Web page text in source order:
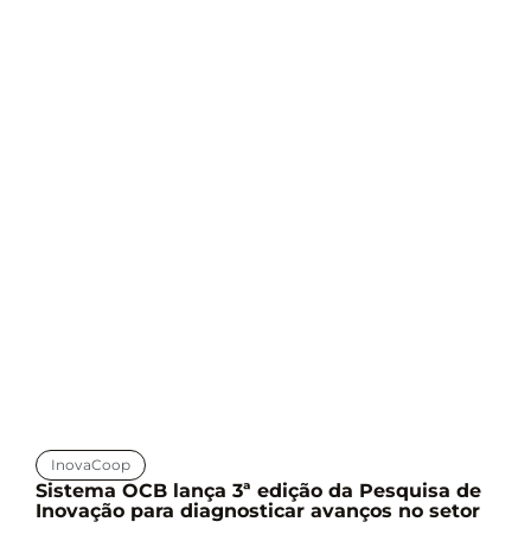
InovaCoop
Sistema OCB lança 3ª edição da Pesquisa de
Inovação para diagnosticar avanços no setor